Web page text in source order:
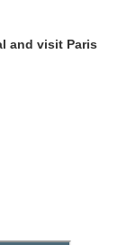
and visit Paris